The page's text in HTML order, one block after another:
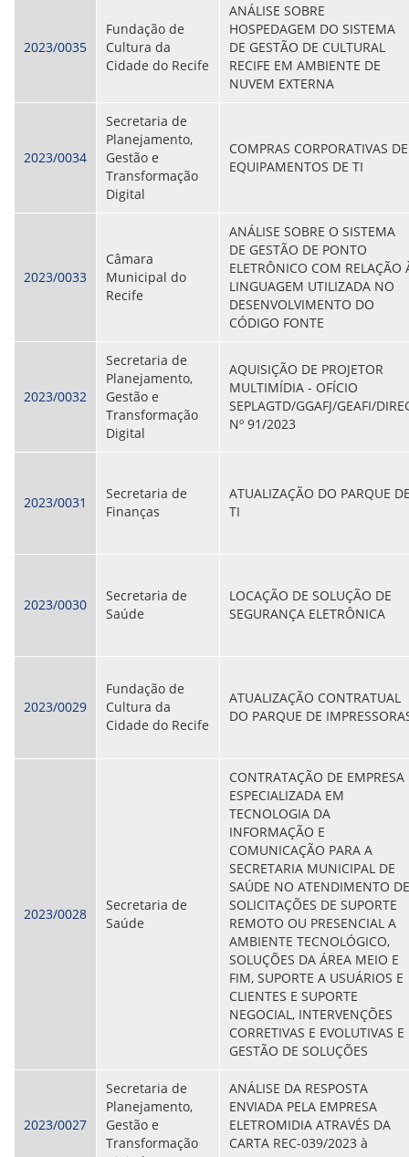
2023/0035
Fundação de
Cultura da
Cidade do Recife
ANÁLISE SOBRE
HOSPEDAGEM DO SISTEMA
DE GESTÃO DE CULTURAL
RECIFE EM AMBIENTE DE
NUVEM EXTERNA
2023/0034
Secretaria de
Planejamento,
Gestão e
Transformação
Digital
COMPRAS CORPORATIVAS DE
EQUIPAMENTOS DE TI
2023/0033
Câmara
Municipal do
Recife
ANÁLISE SOBRE O SISTEMA
DE GESTÃO DE PONTO
ELETRÔNICO COM RELAÇÃO
LINGUAGEM UTILIZADA NO
DESENVOLVIMENTO DO
CÓDIGO FONTE
2023/0032
Secretaria de
Planejamento,
Gestão e
Transformação
Digital
AQUISIÇÃO DE PROJETOR
MULTIMÍDIA - OFÍCIO
SEPLAGTD/GGAFJ/GEAFI/
Nº 91/2023
2023/0031
Secretaria de
Finanças
ATUALIZAÇÃO DO PARQUE
TI
2023/0030
Secretaria de
Saúde
LOCAÇÃO DE SOLUÇÃO DE
SEGURANÇA ELETRÔNICA
2023/0029
Fundação de
Cultura da
Cidade do Recife
ATUALIZAÇÃO CONTRATUAL
DO PARQUE DE
2023/0028
Secretaria de
Saúde
CONTRATAÇÃO DE EMPRESA
ESPECIALIZADA EM
TECNOLOGIA DA
INFORMAÇÃO E
COMUNICAÇÃO PARA A
SECRETARIA MUNICIPAL DE
SAÚDE NO ATENDIMENTO DE
SOLICITAÇÕES DE SUPORTE
REMOTO OU PRESENCIAL A
AMBIENTE TECNOLÓGICO,
SOLUÇÕES DA ÁREA MEIO E
FIM, SUPORTE A USUÁRIOS E
CLIENTES E SUPORTE
NEGOCIAL, INTERVENÇÕES
CORRETIVAS E EVOLUTIVAS E
GESTÃO DE SOLUÇÕES
2023/0027
Secretaria de
Planejamento,
Gestão e
Transformação
ANÁLISE DA RESPOSTA
ENVIADA PELA EMPRESA
ELETROMIDIA ATRAVÉS DA
CARTA REC-039/2023 à